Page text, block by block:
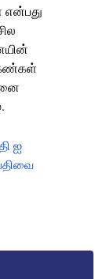
என்பது
கண்கள்
தி ஐ